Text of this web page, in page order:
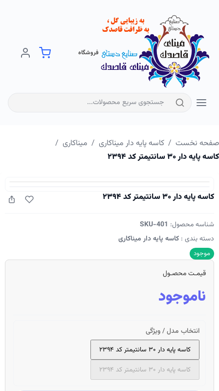
فروشگاه
نخست کاسه پایه دار میناکاری میناکاری
پایه دار ۳۰ سانتیمتر کد ۲۳۹۴
کاسه پایه دار ۳۰ سانتیمتر کد ۲۳۹۴
شناسه محصول:SKU-401
دسته بندی : کاسه پایه دار میناکاری
موجود
قیمـت محصـول
ناموجود
انتخاب مدل / ویژگی
کاسه پایه دار ۳۰ سانتیمتر کد ۲۳۹۴
کاسه پایه دار ۳۰ سانتیمتر کد ۲۳۹۴